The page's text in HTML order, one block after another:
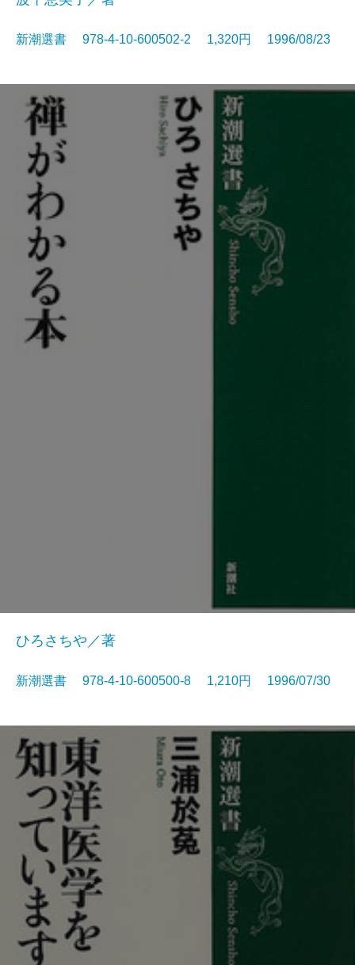
新潮選書 978-4-10-600502-2 1,320円 1996/08/23
ひろさちや／著
新潮選書 978-4-10-600500-8 1,210円 1996/07/30